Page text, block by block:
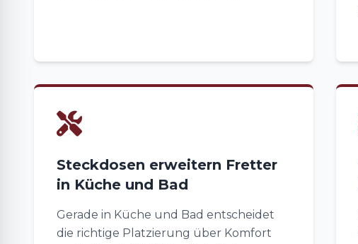
Steckdosen erweitern Fretter
in Küche und Bad
Gerade in Küche und Bad entscheidet
die richtige Platzierung über Komfort